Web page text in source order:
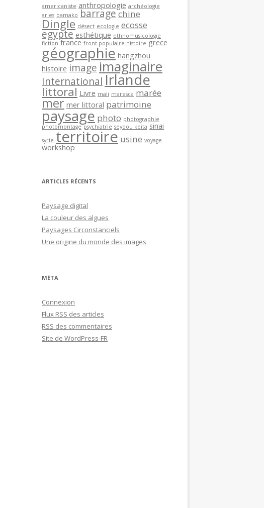
americaniste anthropologie archéologie
arles bamako barrage chine
Dingle désert ecologie ecosse
egypte esthétique ethnomusicologie
fiction france front populaire histoire grece
géographie hangzhou
histoire imageimaginaire
InternationalIrlande
littoral Livre mali maresca marée
mer mer littoral patrimoine
paysage photo photographie
photomontage psychiatrie seydou keita sinai
syrie territoire usine voyage
workshop
ARTICLES RÉCENTS
Paysage digital
La couleur des algues
Paysages Circonstanciels
Une origine du monde des images
MÉTA
Connexion
Flux RSS des articles
RSS des commentaires
Site de WordPress-FR